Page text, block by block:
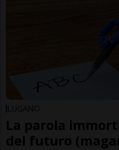
LUGANO
La parola
del futuro